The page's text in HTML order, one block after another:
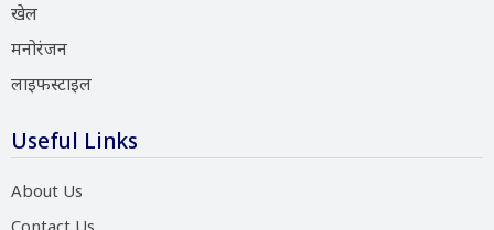
खेल
मनोरंजन
लाइफस्टाइल
Useful Links
About Us